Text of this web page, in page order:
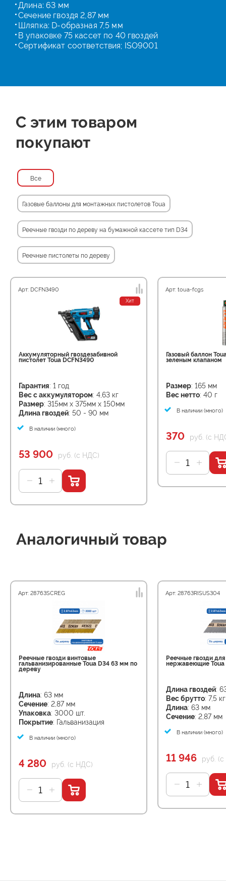
Длина: 63 мм
Сечение гвоздя 2,87 мм
Шляпка: D-образная 7,5 мм
В упаковке 75 кассет по 40 гвоздей
Сертификат соответствия; ISO9001
С этим товаром
покупают
Все
Газовые баллоны для монтажных пистолетов Toua
Реечные гвозди по дереву на бумажной кассете тип D34
Реечные пистолеты по дереву
Арт: DCFN3490
Хит
Аккумуляторный гвоздезабивной
пистолет Toua DCFN3490
Гарантия: 1 год
Вес с аккумулятором: 4,63 кг
Размер: 315мм x 375мм x 150мм
Длина гвоздей: 50 - 90 мм
В наличии (много)
53 900 руб. (с НДС)
Арт: toua-fcgs
Газовый баллон
зеленым клапаном
Размер: 165 мм
Вес нетто: 40 г
В наличии (много)
370 руб. (с
Аналогичный товар
Арт: 28763SCREG
Реечные гвозди винтовые
гальванизированные Toua D34 63 мм по
дереву
Длина: 63 мм
Сечение: 2,87 мм
Упаковка: 3000 шт.
Покрытие: Гальванизация
В наличии (много)
4 280 руб. (с НДС)
Арт: 28763RISUS304
Реечные гвозди
нержавеющие Toua
Длина гвоздей:
Вес брутто: 7,5 кг
Длина: 63 мм
Сечение: 2,87 мм
В наличии (много)
11 946 руб.